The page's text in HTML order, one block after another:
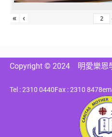
« ‹
Copyright © 2024 明愛樂恩
Tel : 2310 0440Fax : 2310 8478